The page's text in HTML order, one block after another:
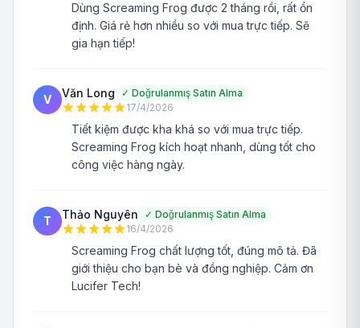
Dùng Screaming Frog được 2 tháng rồi, rất ổn
định. Giá rẻ hơn nhiều so với mua trực tiếp. Sẽ
gia hạn tiếp!
V Văn Long ✓ Doğrulanmış Satın Alma
17/4/2026
Tiết kiệm được kha khá so với mua trực tiếp.
Screaming Frog kích hoạt nhanh, dùng tốt cho
công việc hàng ngày.
T Thảo Nguyên ✓ Doğrulanmış Satın Alma
16/4/2026
Screaming Frog chất lượng tốt, đúng mô tả. Đã
giới thiệu cho bạn bè và đồng nghiệp. Cảm ơn
Lucifer Tech!